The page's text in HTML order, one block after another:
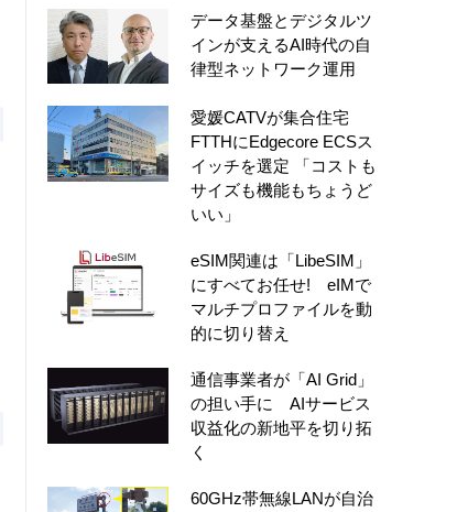
データ基盤とデジタルツ
インが支えるAI時代の自
律型ネットワーク運用
愛媛CATVが集合住宅
FTTHにEdgecore ECSス
イッチを選定 「コストも
サイズも機能もちょうど
いい」
eSIM関連は「LibeSIM」
にすべてお任せ! eIMで
マルチプロファイルを動
的に切り替え
通信事業者が「AI Grid」
の担い手に AIサービス
収益化の新地平を切り拓
く
60GHz帯無線LANが自治